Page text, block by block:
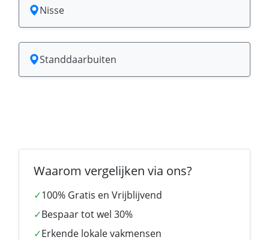
Nisse
Standdaarbuiten
Waarom vergelijken via ons?
✓100% Gratis en Vrijblijvend
✓Bespaar tot wel 30%
✓Erkende lokale vakmensen